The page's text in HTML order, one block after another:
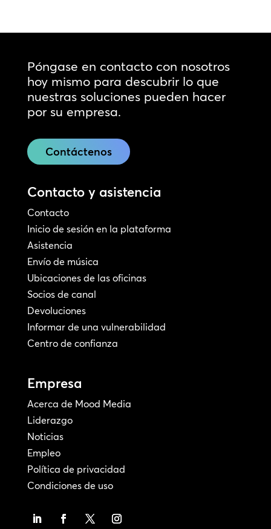
Póngase en contacto con nosotros
hoy mismo para descubrir lo que
nuestras soluciones pueden hacer
por su empresa.
Contáctenos
Contacto y asistencia
Contacto
Inicio de sesión en la plataforma
Asistencia
Envío de música
Ubicaciones de las oficinas
Socios de canal
Devoluciones
Informar de una vulnerabilidad
Centro de confianza
Empresa
Acerca de Mood Media
Liderazgo
Noticias
Empleo
Política de privacidad
Condiciones de uso